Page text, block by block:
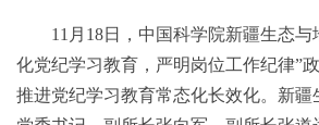
11月18日，中国科学院新疆生态与
化党纪学习教育，严明岗位工作纪律”
推进党纪学习教育常态化长效化。新疆